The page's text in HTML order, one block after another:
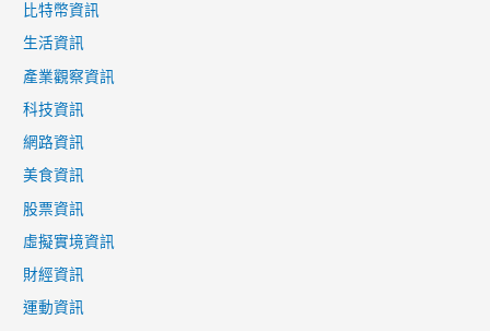
比特幣資訊
生活資訊
產業觀察資訊
科技資訊
網路資訊
美食資訊
股票資訊
虛擬實境資訊
財經資訊
運動資訊